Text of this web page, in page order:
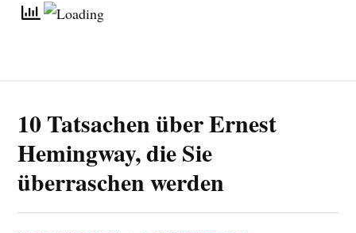
10 Tatsachen über Ernest
Hemingway, die Sie
überraschen werden